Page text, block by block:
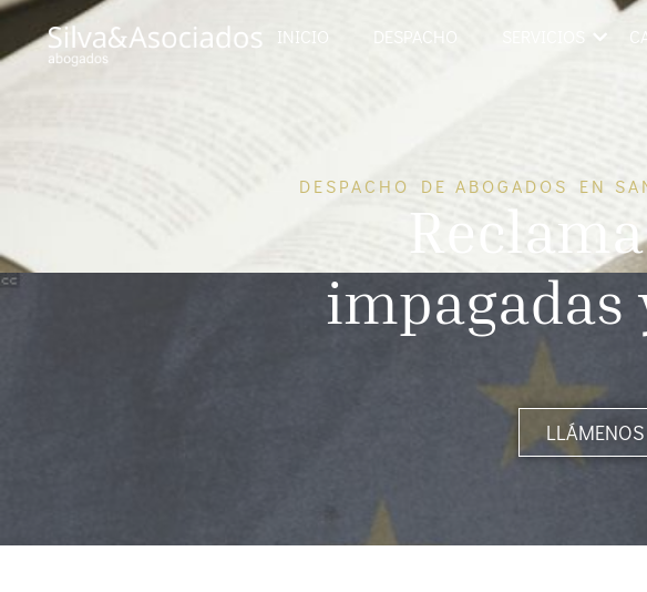
INICIO DESPACHO
DESPACHO DE ABOGADOS EN
impagadas
LLÁMENOS